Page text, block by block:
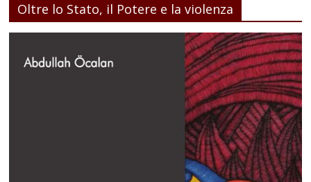
Oltre lo Stato, il Potere e la violenza